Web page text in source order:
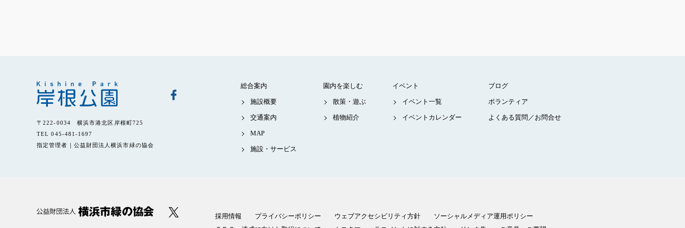
〒222-0034 横浜市港北区岸根町725
TEL 045-481-1697
指定管理者｜公益財団法人横浜市緑の協会
総合案内
施設概要
交通案内
MAP
施設・サービス
園内を楽しむ
散策・遊ぶ
植物紹介
イベント
イベント一覧
イベントカレンダー
ブログ
ボランティア
よくある質問／お問合せ
採用情報 プライバシーポリシー ウェブアクセシビリティ方針
ソーシャルメディア運用ポリシー